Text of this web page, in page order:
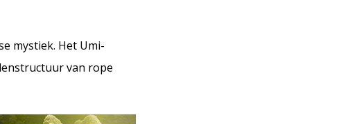
mystiek. Het Umi-
van rope